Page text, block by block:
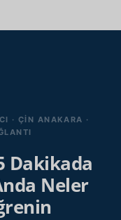
· ÇIN ANAKARA ·
Dakikada
Neler